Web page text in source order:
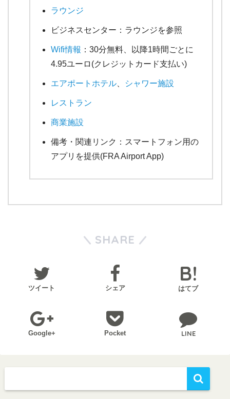
ラウンジ
ビジネスセンター：ラウンジを参照
Wifi情報 ：30分無料、以降1時間ごとに
4.95ユーロ(クレジットカード支払い)
エアポートホテル シャワー施設
レストラン
商業施設
備考・関連リンク：スマートフォン用の
アプリを提供(FRA Airport App)
SHARE
ツイート シェア はてブ
Google+ Pocket LINE